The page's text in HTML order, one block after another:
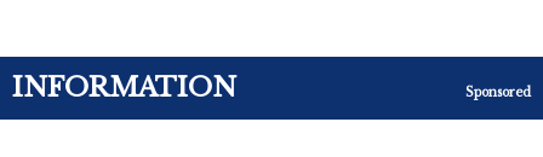
INFORMATION Sponsored